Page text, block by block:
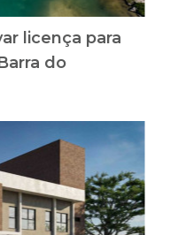
licença para
do